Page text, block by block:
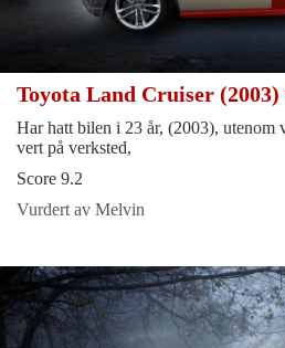
Toyota Land Cruiser (2003)
Har hatt bilen i 23 år, (2003), utenom
vert på verksted,
Score 9.2
Vurdert av Melvin